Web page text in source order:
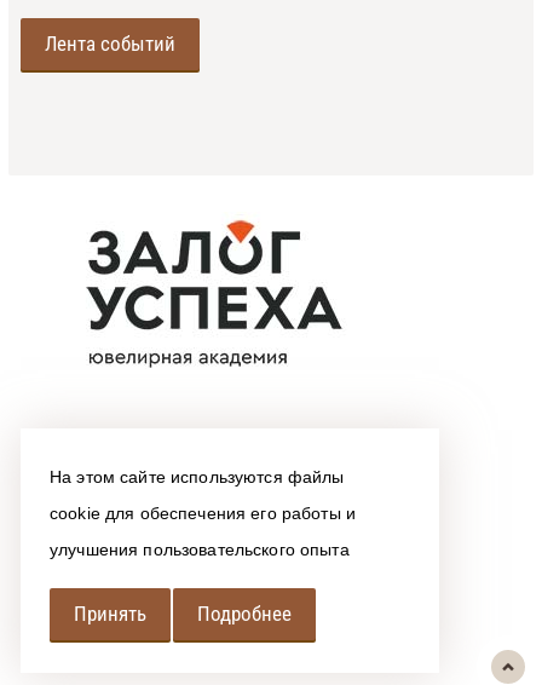
На этом сайте используются файлы
cookie для обеспечения его работы и
улучшения пользовательского опыта
Принять Подробнее
Лента событий